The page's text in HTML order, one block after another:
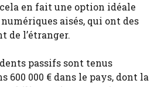
en fait une option idéale
aisés, qui ont des
de l’étranger.
passifs sont tenus
600 000 € dans le pays, dont la